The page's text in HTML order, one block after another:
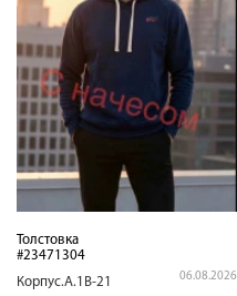
Толстовка
#23471304
Корпус.А.1В-21
06.08.2026